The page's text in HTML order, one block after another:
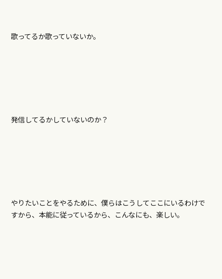
歌ってるか歌っていないか。
発信してるかしていないのか？
やりたいことをやるために、僕らはこうしてここにいるわけで
すから、本能に従っているから、こんなにも、楽しい。